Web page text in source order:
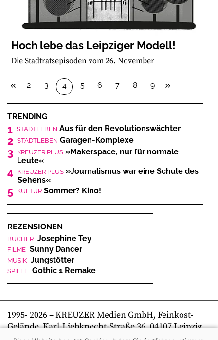
Hoch lebe das Leipziger Modell!
Die Stadtratsepisoden vom 26. November
2 3 4 5 6 7 8 9
TRENDING
1 STADTLEBEN Aus für den Revolutionswächter
2 STADTLEBEN Garagen-Komplexe
3 KREUZER PLUS »Makerspace, nur für normale
Leute«
4 KREUZER PLUS »Journalismus war eine Schule des
Sehens«
5 KULTUR Sommer? Kino!
REZENSIONEN
BÜCHER Josephine Tey
FILME Sunny Dancer
MUSIK Jungstötter
SPIELE Gothic 1 Remake
1995- 2026– KREUZER Medien GmbH, Feinkost-
Gelände, Karl-Liebknecht-Straße 36, 04107 Leipzig,